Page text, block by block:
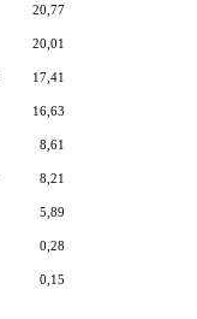
20,77
20,01
17,41
16,63
8,61
8,21
5,89
0,28
0,15